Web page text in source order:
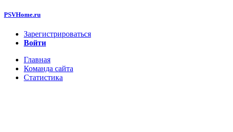
PSVHome.ru
Зарегистрироваться
Войти
Главная
Команда сайта
Статистика